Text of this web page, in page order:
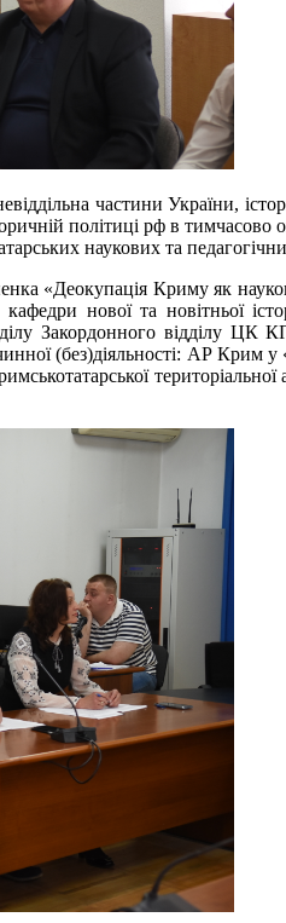
частини України,
політиці рф в
наукових та
«Деокупація Криму як
нової та новітньої
Закордонного відділу ЦК
(без)діяльності: АР Крим